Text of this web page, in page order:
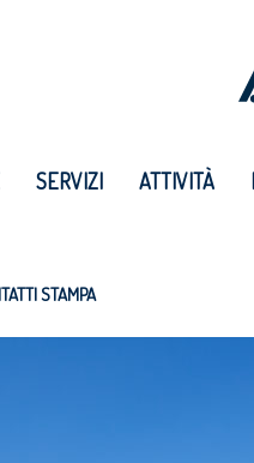
SERVIZI ATTIVITÀ
STAMPA